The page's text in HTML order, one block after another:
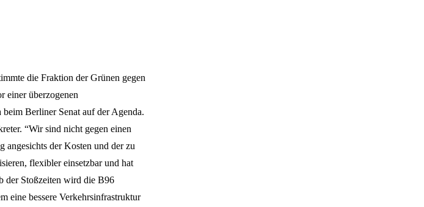
die Fraktion der Grünen gegen
einer überzogenen
Berliner Senat auf der Agenda.
“Wir sind nicht gegen einen
angesichts der Kosten und der zu
flexibler einsetzbar und hat
der Stoßzeiten wird die B96
eine bessere Verkehrsinfrastruktur